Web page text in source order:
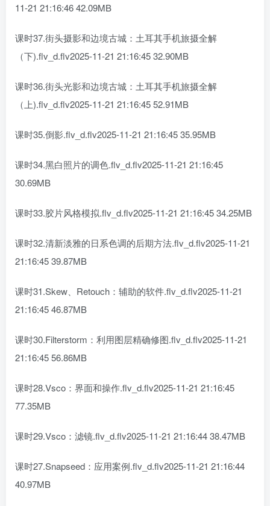
11-21 21:16:46 42.09MB
课时37.街头摄影和边境古城：土耳其手机旅摄全解
（下).flv_d.flv2025-11-21 21:16:45 32.90MB
课时36.街头光影和边境古城：土耳其手机旅摄全解
（上).flv_d.flv2025-11-21 21:16:45 52.91MB
课时35.倒影.flv_d.flv2025-11-21 21:16:45 35.95MB
课时34.黑白照片的调色.flv_d.flv2025-11-21 21:16:45
30.69MB
课时33.胶片风格模拟.flv_d.flv2025-11-21 21:16:45 34.25MB
课时32.清新淡雅的日系色调的后期方法.flv_d.flv2025-11-21
21:16:45 39.87MB
课时31.Skew、Retouch：辅助的软件.flv_d.flv2025-11-21
21:16:45 46.87MB
课时30.Filterstorm：利用图层精确修图.flv_d.flv2025-11-21
21:16:45 56.86MB
课时28.Vsco：界面和操作.flv_d.flv2025-11-21 21:16:45
77.35MB
课时29.Vsco：滤镜.flv_d.flv2025-11-21 21:16:44 38.47MB
课时27.Snapseed：应用案例.flv_d.flv2025-11-21 21:16:44
40.97MB